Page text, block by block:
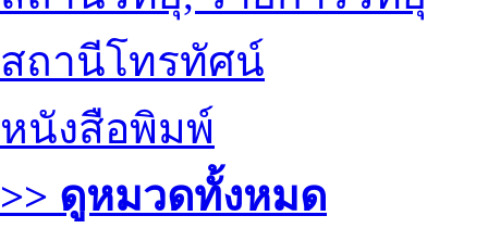
สถานีโทรทัศน์
หนังสือพิมพ์
>> ดูหมวดทั้งหมด